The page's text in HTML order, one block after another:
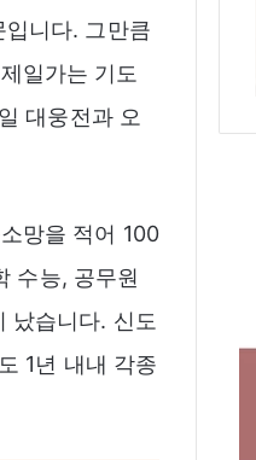
니다. 그만큼
일가는 기도
대웅전과 오
망을 적어 100
수능, 공무원
났습니다. 신도
1년 내내 각종